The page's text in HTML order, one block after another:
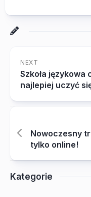
NEXT
Szkoła
najlepiej uczyć
Nowoczesny
tylko online!
Kategorie